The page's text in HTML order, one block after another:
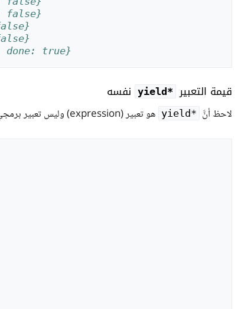
false}
true}
قيمة التعبير yield*‎ نفسه
لاحظ أنَّ yield*‎ هو تعبير (expression) وليس تعبير برمجي (statement)، لذا ستكون له قيمة: